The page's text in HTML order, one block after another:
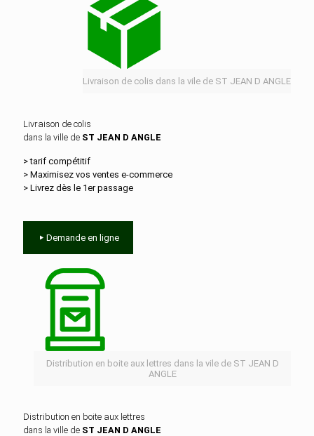
Livraison de colis dans la vile de ST JEAN D ANGLE
Livraison de colis
dans la ville de ST JEAN D ANGLE
> tarif compétitif
> Maximisez vos ventes e‑commerce
> Livrez dès le 1er passage
Demande en ligne
Distribution en boite aux lettres dans la vile de ST JEAN D
ANGLE
Distribution en boite aux lettres
dans la ville de ST JEAN D ANGLE